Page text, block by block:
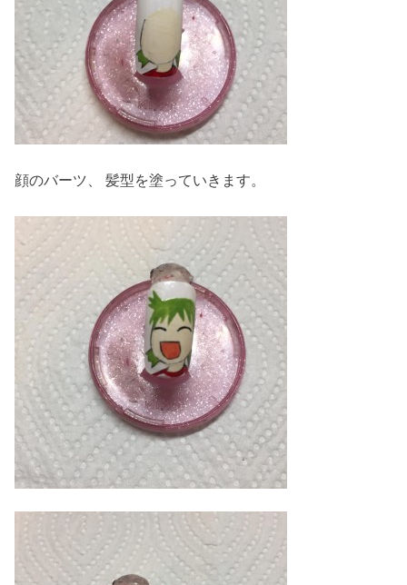
顔のバーツ、 髪型を塗っていきます。